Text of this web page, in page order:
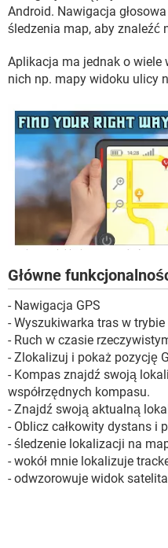
WINDOWS 10
Android. Nawigacja
śledzenia map, aby znaleźć
Aplikacja ma jednak o wiele
nich np. mapy widoku ulicy
Główne
- Nawigacja GPS
- Wyszukiwarka tras w
- Ruch w czasie
- Zlokalizuj i pokaż pozycję
- Kompas znajdź swoją
współrzędnych kompasu.
- Znajdź swoją aktualną
- Oblicz całkowity dystans i
- śledzenie lokalizacji na
- wokół mnie lokalizuje
- odwzorowuje widok